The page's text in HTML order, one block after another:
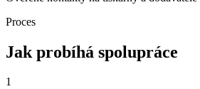
Proces
Jak probíhá spolupráce
1